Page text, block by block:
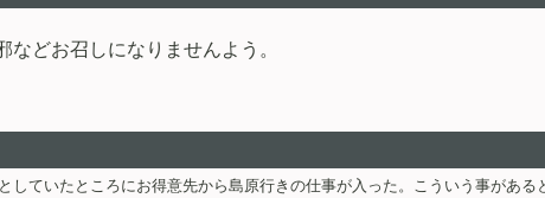
どお召しになりませんよう。
していたところにお得意先から島原行きの仕事が入った。こういう事があ